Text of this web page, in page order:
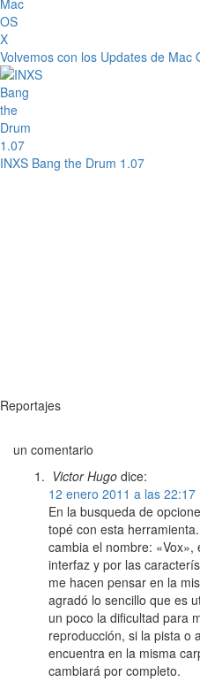
Volvemos con los Updates de Mac
INXS Bang the Drum 1.07
Reportajes
un comentario
Victor Hugo dice:
12 enero 2011 a las 22:17
En la busqueda de
topé con esta
cambia el nombre:
interfaz y por las
me hacen pensar en la
agradó lo sencillo que es
un poco la dificultad para
reproducción, si la pista o
encuentra en la misma
cambiará por completo.